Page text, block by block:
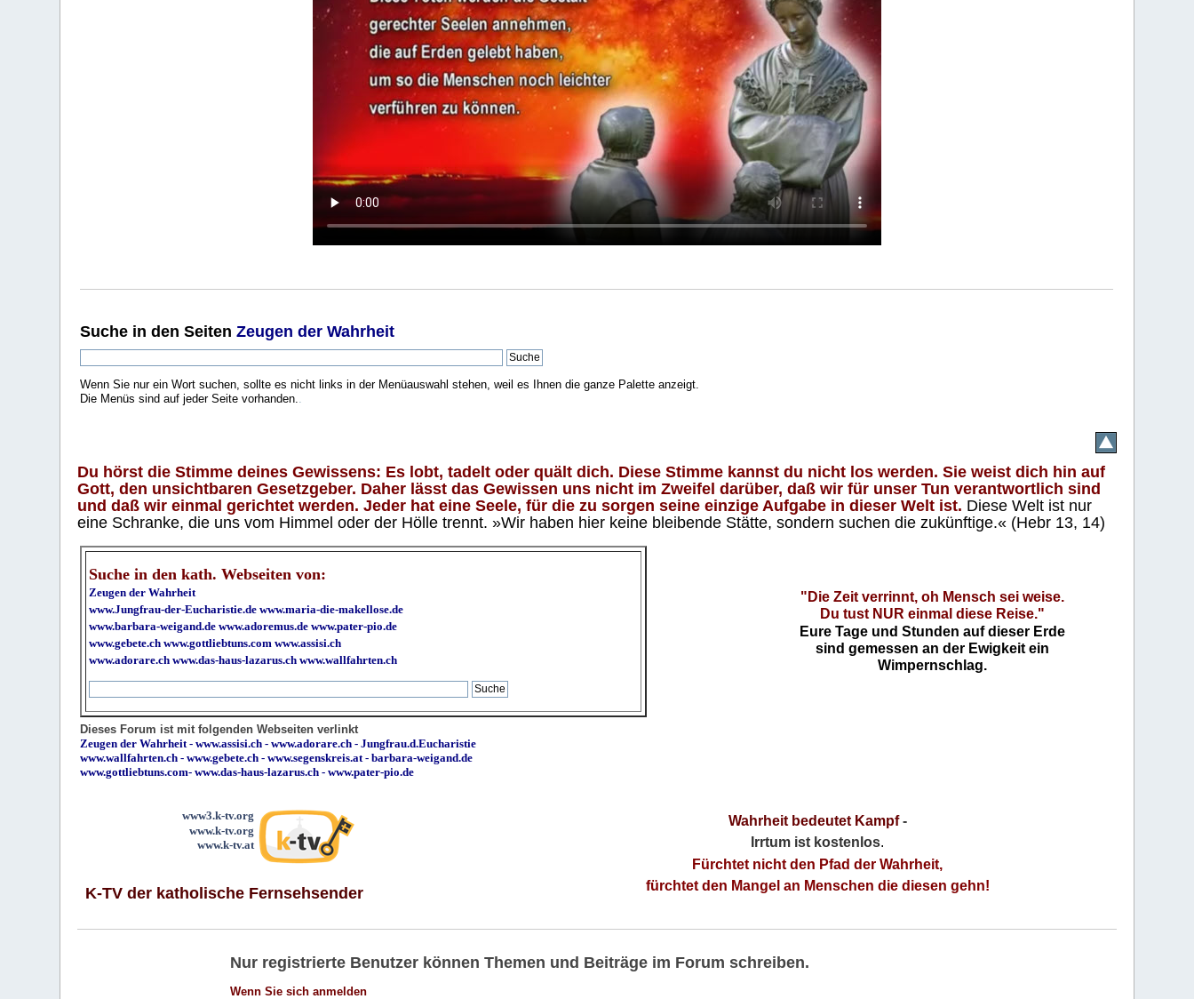
Suche in den SeitenZeugen der Wahrheit
Wenn Sie nur ein Wort suchen, sollte es nicht links in der Menüauswahl stehen, weil es Ihnen die ganze Palette anzeigt.
Die Menüs sind auf jeder Seite vorhanden..
Du hörst die Stimme deines Gewissens: Es lobt, tadelt oder quält dich. Diese Stimme kannst du nicht los werden. Sie weist dich hin auf
Gott, den unsichtbaren Gesetzgeber. Daher lässt das Gewissen uns nicht im Zweifel darüber, daß wir für unser Tun verantwortlich sind
und daß wir einmal gerichtet werden. Jeder hat eine Seele, für die zu sorgen seine einzige Aufgabe in dieser Welt ist. Diese Welt ist nur
eine Schranke, die uns vom Himmel oder der Hölle trennt. »Wir haben hier keine bleibende Stätte, sondern suchen die zukünftige.« (Hebr 13, 14)
Suche in den kath. Webseiten von:
Zeugen der Wahrheit
www.Jungfrau-der-Eucharistie.de www.maria-die-makellose.de
www.barbara-weigand.de www.adoremus.de www.pater-pio.de
www.gebete.ch www.gottliebtuns.com www.assisi.ch
www.adorare.ch www.das-haus-lazarus.ch www.wallfahrten.ch
"Die Zeit verrinnt, oh Mensch sei weise.
Du tust NUR einmal diese Reise."
Eure Tage und Stunden auf dieser Erde
sind gemessen an der Ewigkeit ein
Wimpernschlag.
Dieses Forum ist mit folgenden Webseiten verlinkt
Zeugen der Wahrheit-www.assisi.ch -www.adorare.ch -Jungfrau.d.Eucharistie
www.wallfahrten.ch -www.gebete.ch -www.segenskreis.at-barbara-weigand.de
www.gottliebtuns.com-www.das-haus-lazarus.ch - www.pater-pio.de
www3.k-tv.org
www.k-tv.org
www.k-tv.at
K-TV der katholische Fernsehsender
Wahrheit bedeutet Kampf-
Irrtum ist kostenlos.
Fürchtet nicht den Pfad der Wahrheit,
fürchtet den Mangel an Menschen die diesen gehn!
Nur registrierte Benutzer können Themen und Beiträge im Forum schreiben.
Wenn Sie sich anmelden